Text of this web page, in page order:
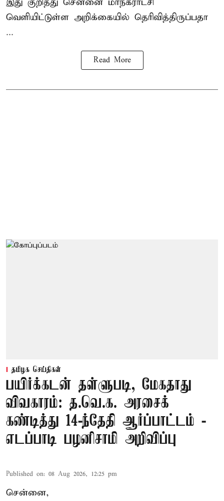
இது குறித்து சென்னை மாநகராட்சி
வெளியிட்டுள்ள அறிக்கையில் தெரிவித்திருப்பதா
...
Read More
தமிழக செய்திகள்
பயிர்க்கடன் தள்ளுபடி, மேகதாது
விவகாரம்: த.வெ.க. அரசைக்
கண்டித்து 14-ந்தேதி ஆர்ப்பாட்டம் -
எடப்பாடி பழனிசாமி அறிவிப்பு
Published on: 08 Aug 2026, 12:25 pm
சென்னை,